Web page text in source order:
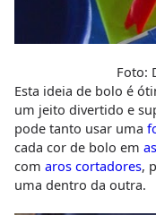
Foto:
Esta ideia de bolo é
um jeito divertido e
pode tanto usar uma
cada cor de bolo em
com aros cortadores,
uma dentro da outra.